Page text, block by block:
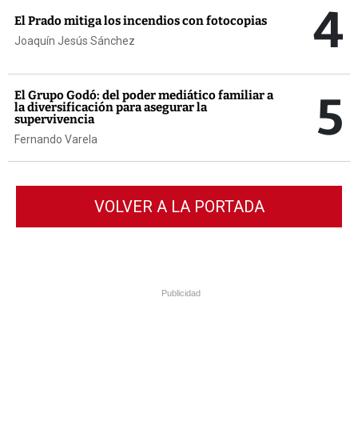
El Prado mitiga los incendios con fotocopias
Joaquín Jesús Sánchez 4
El Grupo Godó: del poder mediático familiar a
la diversificación para asegurar la
supervivencia
Fernando Varela 5
VOLVER A LA PORTADA
Publicidad